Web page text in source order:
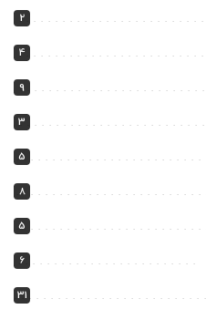
2
4
9
3
5
8
5
6
31